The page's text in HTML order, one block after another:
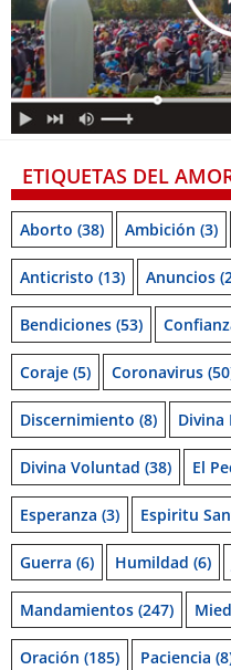
ETIQUETAS DEL
Aborto (38) Ambición (3)
Anticristo (13) Anuncios
Bendiciones (53)
Coraje (5) Coronavirus
Discernimiento (8) Divina
Divina Voluntad (38) El
Esperanza (3) Espiritu
Guerra (6) Humildad (6)
Mandamientos (247)
Oración (185) Paciencia